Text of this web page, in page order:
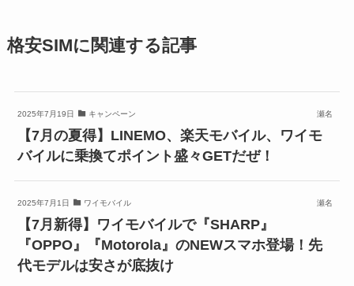
格安SIMに関連する記事
2025年7月19日 キャンペーン 瀬名
【7月の夏得】LINEMO、楽天モバイル、ワイモ
バイルに乗換てポイント盛々GETだぜ！
2025年7月1日 ワイモバイル 瀬名
【7月新得】ワイモバイルで『SHARP』
『OPPO』『Motorola』のNEWスマホ登場！先
代モデルは安さが底抜け